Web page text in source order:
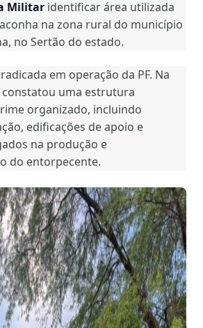
Militar identificar área utilizada
na zona rural do município
no Sertão do estado.
em operação da PF. Na
constatou uma estrutura
organizado, incluindo
edificações de apoio e
na produção e
do entorpecente.